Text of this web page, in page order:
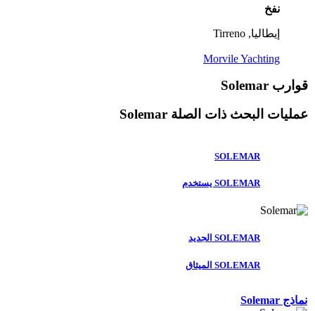
نفخ
إيطاليا, Tirreno
Morvile Yachting
قوارب Solemar
عمليات البحث ذات الصلة Solemar
SOLEMAR
SOLEMAR يستخدم
SOLEMAR الجديد
SOLEMAR الميثاق
نماذج Solemar